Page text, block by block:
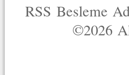
RSS Besleme
©2026